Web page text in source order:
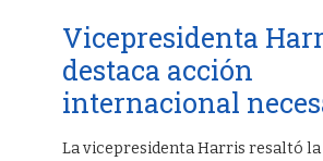
Vicepresidenta
destaca acción
internacional
La vicepresidenta Harris resaltó